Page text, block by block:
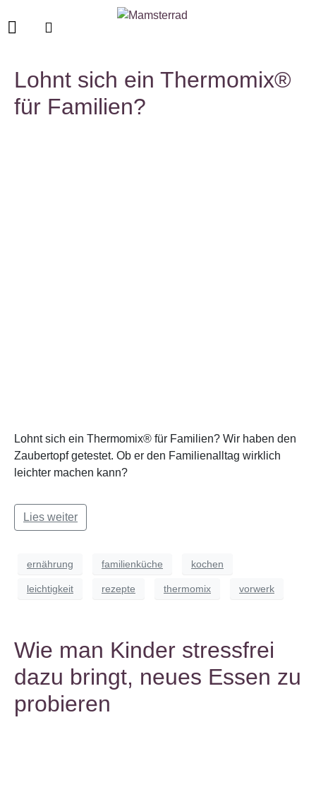
Lohnt sich ein Thermomix®
für Familien?
Lohnt sich ein Thermomix® für Familien? Wir haben den
Zaubertopf getestet. Ob er den Familienalltag wirklich
leichter machen kann?
Lies weiter
ernährung familienküche kochen
leichtigkeit rezepte thermomix vorwerk
Wie man Kinder stressfrei
dazu bringt, neues Essen zu
probieren